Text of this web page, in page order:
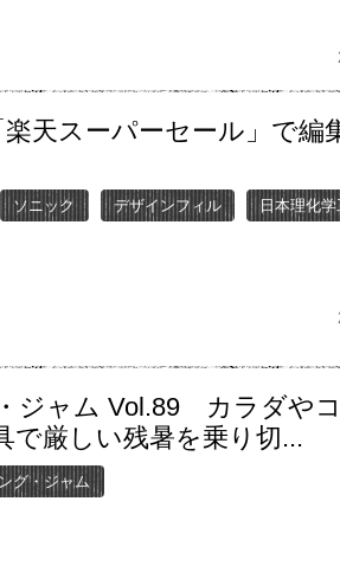
楽天スーパーセール」で編
ソニック デザインフィル 日本理化
ジャム Vol.89 カラダや
で厳しい残暑を乗り切...
グ・ジャム